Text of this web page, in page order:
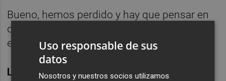
Bueno, hemos perdido y hay que pensar en
otra cosa. El equipo no ha estado bien y ya
está.
Los retos que vienen por delante
Uso responsable de sus
datos
Nosotros y nuestros socios utilizamos